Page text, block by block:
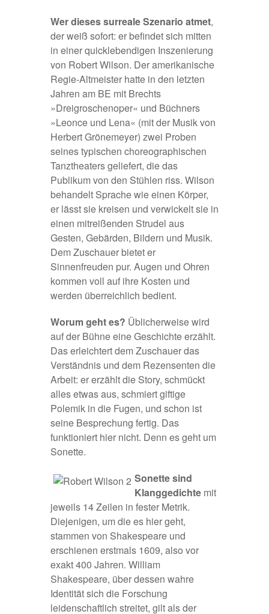
Wer dieses surreale Szenario atmet,
der weiß sofort: er befindet sich mitten
in einer quicklebendigen Inszenierung
von Robert Wilson. Der amerikanische
Regie-Altmeister hatte in den letzten
Jahren am BE mit Brechts
»Dreigroschenoper« und Büchners
»Leonce und Lena« (mit der Musik von
Herbert Grönemeyer) zwei Proben
seines typischen choreographischen
Tanztheaters geliefert, die das
Publikum von den Stühlen riss. Wilson
behandelt Sprache wie einen Körper,
er lässt sie kreisen und verwickelt sie in
einen mitreißenden Strudel aus
Gesten, Gebärden, Bildern und Musik.
Dem Zuschauer bietet er
Sinnenfreuden pur. Augen und Ohren
kommen voll auf ihre Kosten und
werden überreichlich bedient.
Worum geht es? Üblicherweise wird
auf der Bühne eine Geschichte erzählt.
Das erleichtert dem Zuschauer das
Verständnis und dem Rezensenten die
Arbeit: er erzählt die Story, schmückt
alles etwas aus, schmiert giftige
Polemik in die Fugen, und schon ist
seine Besprechung fertig. Das
funktioniert hier nicht. Denn es geht um
Sonette.
Sonette sind
Klanggedichte mit
jeweils 14 Zeilen in fester Metrik.
Diejenigen, um die es hier geht,
stammen von Shakespeare und
erschienen erstmals 1609, also vor
exakt 400 Jahren. William
Shakespeare, über dessen wahre
Identität sich die Forschung
leidenschaftlich streitet, gilt als der